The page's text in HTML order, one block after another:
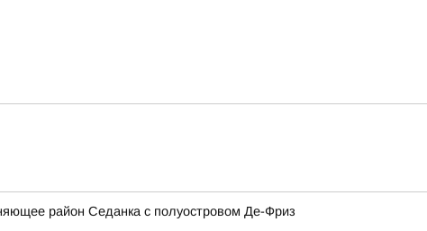
район Седанка с полуостровом Де-Фриз